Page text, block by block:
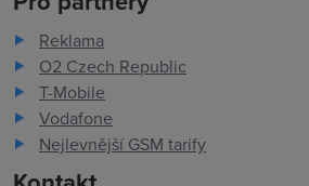
Reklama
O2 Czech Republic
T-Mobile
Vodafone
Nejlevnější GSM tarify